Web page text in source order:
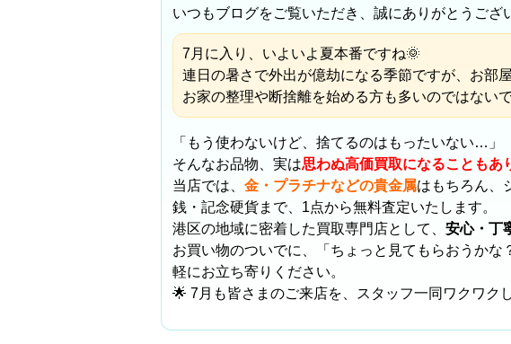
いつもブログをご覧いただき、誠にありがとうござ
7月に入り、いよいよ夏本番ですね🌞
連日の暑さで外出が億劫になる季節ですが、お部
お家の整理や断捨離を始める方も多いのではない
「もう使わないけど、捨てるのはもったいない…」
そんなお品物、実は思わぬ高価買取になることもあ
当店では、 金・プラチナなどの貴金属はもちろん、
銭・記念硬貨まで、1点から無料査定いたします。
港区の地域に密着した買取専門店として、 安心・丁
お買い物のついでに、「ちょっと見てもらおうか
軽にお立ち寄りください。
🌟 7月も皆さまのご来店を、スタッフ一同ワクワク